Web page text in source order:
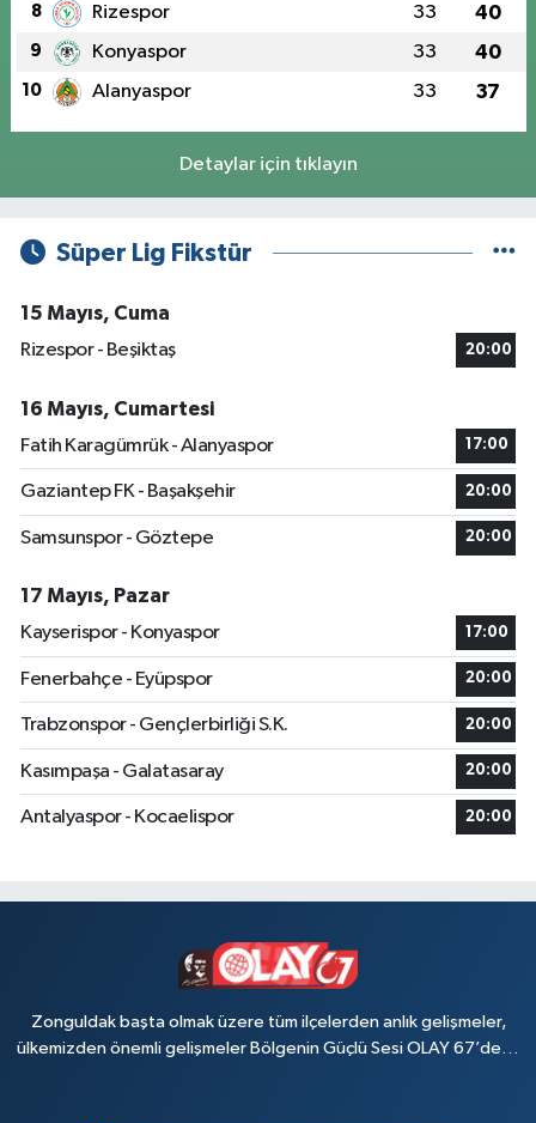
8 Rizespor 33 40
9 Konyaspor 33 40
10 Alanyaspor 33 37
Detaylar için tıklayın
Süper Lig Fikstür
15 Mayıs, Cuma
Rizespor - Beşiktaş
20:00
16 Mayıs, Cumartesi
Fatih Karagümrük - Alanyaspor
17:00
Gaziantep FK - Başakşehir 20:00
Samsunspor - Göztepe 20:00
17 Mayıs, Pazar
Kayserispor - Konyaspor
17:00
Fenerbahçe - Eyüpspor 20:00
Trabzonspor - Gençlerbirliği S.K. 20:00
Kasımpaşa - Galatasaray 20:00
Antalyaspor - Kocaelispor 20:00
Zonguldak başta olmak üzere tüm ilçelerden anlık gelişmeler,
ülkemizden önemli gelişmeler Bölgenin Güçlü Sesi OLAY 67’de…